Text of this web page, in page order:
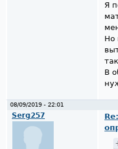
Я
Но
В
08/09/2019 - 22:01
Serg257